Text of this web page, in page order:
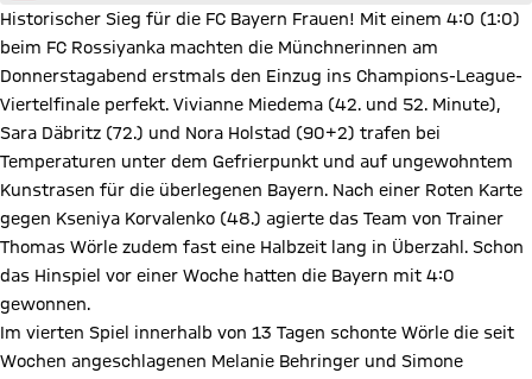
Historischer Sieg für die FC Bayern Frauen! Mit einem 4:0 (1:0)
beim FC Rossiyanka machten die Münchnerinnen am
Donnerstagabend erstmals den Einzug ins Champions-League-
Viertelfinale perfekt. Vivianne Miedema (42. und 52. Minute),
Sara Däbritz (72.) und Nora Holstad (90+2) trafen bei
Temperaturen unter dem Gefrierpunkt und auf ungewohntem
Kunstrasen für die überlegenen Bayern. Nach einer Roten Karte
gegen Kseniya Korvalenko (48.) agierte das Team von Trainer
Thomas Wörle zudem fast eine Halbzeit lang in Überzahl. Schon
das Hinspiel vor einer Woche hatten die Bayern mit 4:0
gewonnen.
Im vierten Spiel innerhalb von 13 Tagen schonte Wörle die seit
Wochen angeschlagenen Melanie Behringer und Simone